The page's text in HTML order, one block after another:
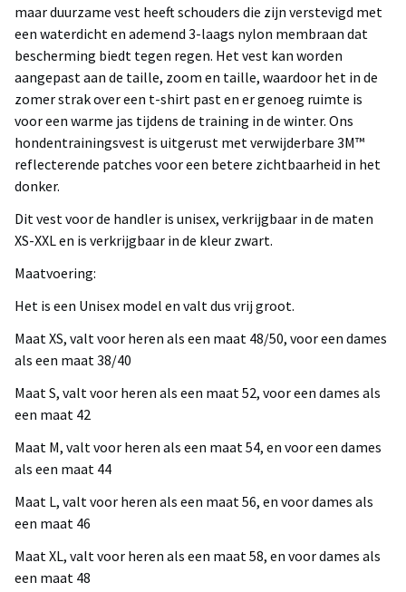
maar duurzame vest heeft schouders die zijn verstevigd met
een waterdicht en ademend 3-laags nylon membraan dat
bescherming biedt tegen regen. Het vest kan worden
aangepast aan de taille, zoom en taille, waardoor het in de
zomer strak over een t-shirt past en er genoeg ruimte is
voor een warme jas tijdens de training in de winter. Ons
hondentrainingsvest is uitgerust met verwijderbare 3M™
reflecterende patches voor een betere zichtbaarheid in het
donker.
Dit vest voor de handler is unisex, verkrijgbaar in de maten
XS-XXL en is verkrijgbaar in de kleur zwart.
Maatvoering:
Het is een Unisex model en valt dus vrij groot.
Maat XS, valt voor heren als een maat 48/50, voor een dames
als een maat 38/40
Maat S, valt voor heren als een maat 52, voor een dames als
een maat 42
Maat M, valt voor heren als een maat 54, en voor een dames
als een maat 44
Maat L, valt voor heren als een maat 56, en voor dames als
een maat 46
Maat XL, valt voor heren als een maat 58, en voor dames als
een maat 48